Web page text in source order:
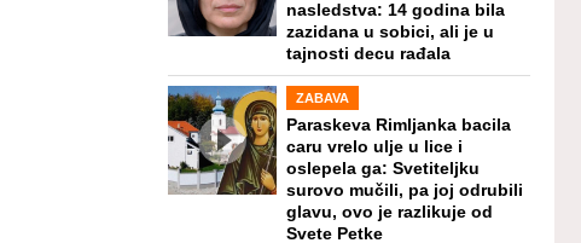
nasledstva: 14 godina bila
zazidana u sobici, ali je u
tajnosti decu rađala
ZABAVA
Paraskeva Rimljanka bacila
caru vrelo ulje u lice i
oslepela ga: Svetiteljku
surovo mučili, pa joj odrubili
glavu, ovo je razlikuje od
Svete Petke